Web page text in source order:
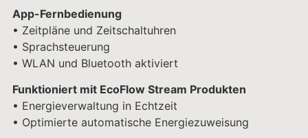
App-Fernbedienung
• Zeitpläne und Zeitschaltuhren
• Sprachsteuerung
• WLAN und Bluetooth aktiviert
Funktioniert mit EcoFlow Stream Produkten
• Energieverwaltung in Echtzeit
• Optimierte automatische Energiezuweisung